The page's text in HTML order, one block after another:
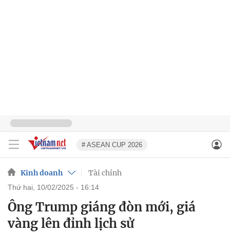
# ASEAN CUP 2026
Kinh doanh Tài chính
thứ hai, 10/02/2025 - 16:14
Ông Trump giáng đòn mới, giá
vàng lên đỉnh lịch sử